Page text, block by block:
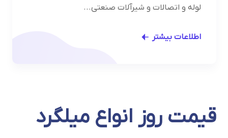
لوله و اتصالات و شیرآلات صنعتی...
اطلاعات بیشتر
قیمت روز انواع میلگرد